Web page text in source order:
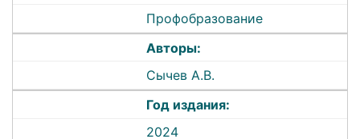
Профобразование
Авторы:
Сычев А.В.
Год издания:
2024